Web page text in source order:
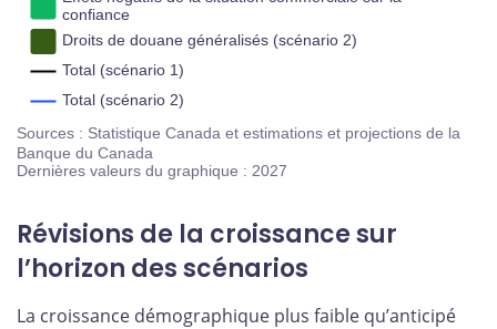
confiance
Droits de douane généralisés (scénario 2)
Total (scénario 1)
Total (scénario 2)
Sources : Statistique Canada et estimations et projections de la
Banque du Canada
Dernières valeurs du graphique : 2027
Révisions de la croissance sur
l’horizon des scénarios
La croissance démographique plus faible qu’anticipé